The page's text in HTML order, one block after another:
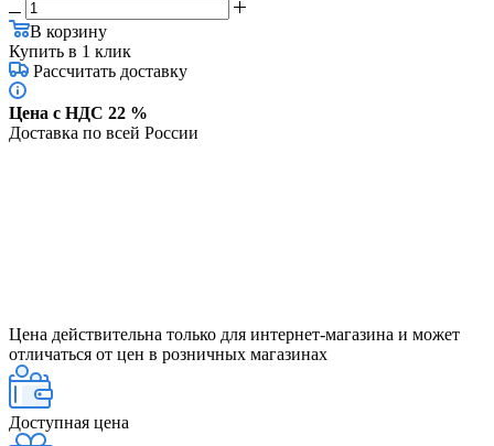
В корзину
Купить в 1 клик
Рассчитать доставку
Цена с НДС 22 %
Доставка по всей России
Цена действительна только для интернет-магазина и может
отличаться от цен в розничных магазинах
Доступная цена